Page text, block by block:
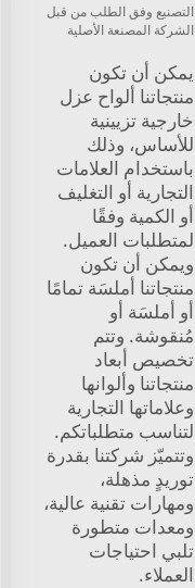
التصنيع وفق الطلب من قبل
الشركة المصنعة الأصلية
يمكن أن تكون
منتجاتنا ألواح عزل
خارجية تزيينية
للأساس، وذلك
باستخدام العلامات
التجارية أو التغليف
أو الكمية وفقًا
لمتطلبات العميل.
ويمكن أن تكون
منتجاتنا أملسَة تمامًا
أو أملسَة أو
مُنقوشة. وتتم
تخصيص أبعاد
منتجاتنا وألوانها
وعلاماتها التجارية
لتناسب متطلباتكم.
وتتميّز شركتنا بقدرة
توريدٍ مذهلة،
ومهارات تقنية عالية،
ومعدات متطورة
تلبي احتياجات
العملاء.